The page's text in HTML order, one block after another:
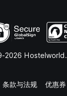
2026
条款与法规 优惠券